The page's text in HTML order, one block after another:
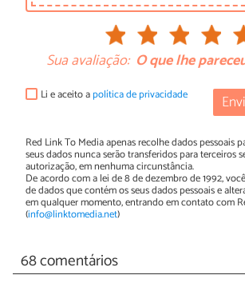
Sua avaliação: O que lhe
Li e aceito apolítica de privacidade
Red Link To Media apenas recolhe dados pessoais
seus dados nunca serão transferidos para terceiros
autorização, em nenhuma circunstância.
De acordo com a lei de 8 de dezembro de 1992,
de dados que contém os seus dados pessoais e
em qualquer momento, entrando em contato com
(info@linktomedia.net)
68 comentários